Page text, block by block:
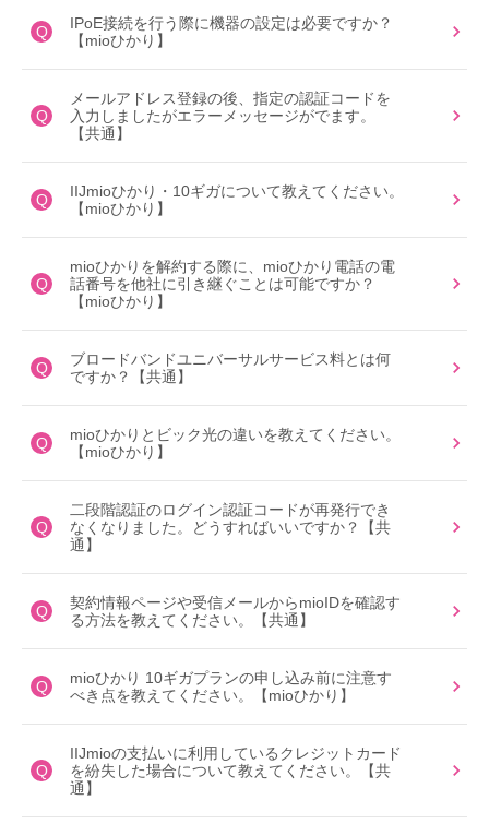
Q
IPoE接続を行う際に機器の設定は必要ですか？
【mioひかり】
Q
メールアドレス登録の後、指定の認証コードを
入力しましたがエラーメッセージがでます。
【共通】
Q
IIJmioひかり・10ギガについて教えてください。
【mioひかり】
Q
mioひかりを解約する際に、mioひかり電話の電
話番号を他社に引き継ぐことは可能ですか？
【mioひかり】
Q
ブロードバンドユニバーサルサービス料とは何
ですか？【共通】
Q
mioひかりとビック光の違いを教えてください。
【mioひかり】
Q
二段階認証のログイン認証コードが再発行でき
なくなりました。どうすればいいですか？【共
通】
Q
契約情報ページや受信メールからmioIDを確認す
る方法を教えてください。【共通】
Q
mioひかり 10ギガプランの申し込み前に注意す
べき点を教えてください。【mioひかり】
Q
IIJmioの支払いに利用しているクレジットカード
を紛失した場合について教えてください。【共
通】